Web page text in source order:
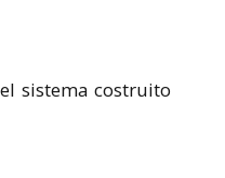
sistema costruito